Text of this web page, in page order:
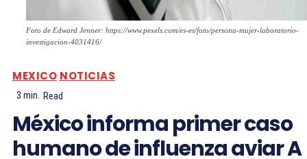
Foto de Edward Jenner: https://www.pexels.com/es-es/foto/persona-mujer-laboratorio-
investigacion-4031416/
MEXICO NOTICIAS
3 min. Read
México informa primer caso
humano de influenza aviar A